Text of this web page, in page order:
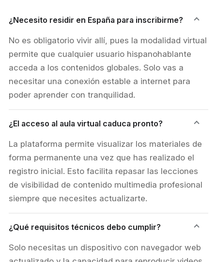
¿Necesito residir en España para inscribirme?
No es obligatorio vivir allí, pues la modalidad virtual
permite que cualquier usuario hispanohablante
acceda a los contenidos globales. Solo vas a
necesitar una conexión estable a internet para
poder aprender con tranquilidad.
¿El acceso al aula virtual caduca pronto?
La plataforma permite visualizar los materiales de
forma permanente una vez que has realizado el
registro inicial. Esto facilita repasar las lecciones
de visibilidad de contenido multimedia profesional
siempre que necesites actualizarte.
¿Qué requisitos técnicos debo cumplir?
Solo necesitas un dispositivo con navegador web